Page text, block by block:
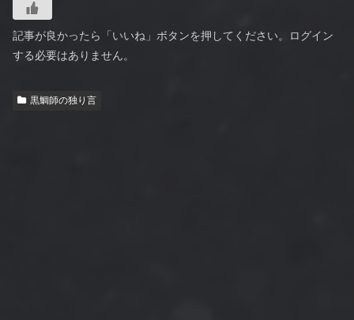
記事が良かったら「いいね」ボタンを押してください。ログイン
する必要はありません。
黒鯛師の独り言